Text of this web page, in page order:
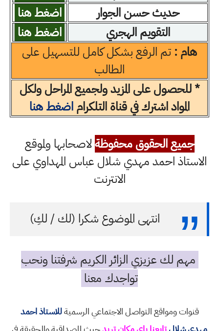
حديث حسن الجوار
اضغط هنا
التقويم الهجري
اضغط هنا
هام : تم الرفع بشكل كامل للتسهيل على
الطالب
* للحصول على المزيد ولجميع المراحل ولكل
المواد اشترك في قناة التلكراماضغط هنا
جميع الحقوق محفوظةلاصحابها ولموقع
الاستاذ احمد مهدي شلال عباس المهداوي على
الانترنت
انتهى الموضوع شكرا (لك / لكِ)
مهم لك عزيزي الزائر الكريم شرفتنا ونحب
تواجدك معنا
قنوات ومواقع التواصل الاجتماعي الرسميةللاستاذ احمد